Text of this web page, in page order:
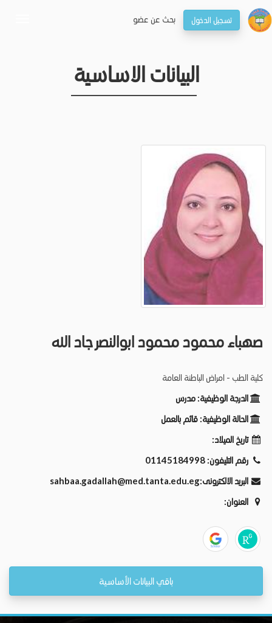
تسجيل الدخول بحـث عن عضو
البيانات الاساسية
صهباء محمود محمود ابوالنصر جاد الله
كلية الطب - امراض الباطنة العامة
الدرجة الوظيفية: مدرس
الحالة الوظيفية: قائم بالعمل
تاريخ الميلاد:
رقم التليفون: 01145184998
البريد الالكترونى:sahbaa.gadallah@med.tanta.edu.eg
العنوان:
باقي البيانات الأساسية